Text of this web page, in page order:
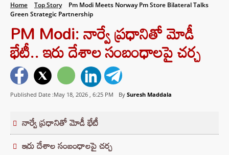
Home Top Story
Pm Modi Meets Norway Pm Store Bilateral Talks
Green Strategic Partnership
PM Modi: నార్వే ప్రధానితో మోడీ
భేటీ.. ఇరు దేశాల సంబంధాలపై చర్చ
Published Date :May 18, 2026 , 6:25 PM By Suresh Maddala
నార్వే ప్రధానితో మోడీ భేటీ
ఇరు దేశాల సంబంధాలపై చర్చ